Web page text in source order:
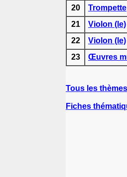
20
Trompette
21
Violon (le)
22
Violon (le)
23
Œuvres
Tous les thèmes
Fiches